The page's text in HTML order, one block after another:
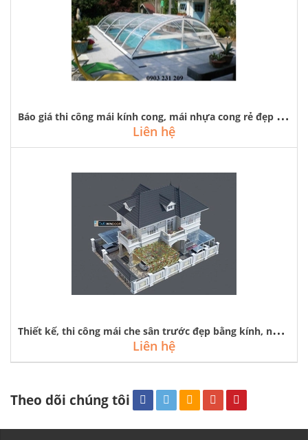
B
áo giá thi công mái kính cong, mái nhựa cong rẻ đẹp tại hà nội
Liên hệ
T
hiết kế, thi công mái che sân trước đẹp bằng kính, nhựa tại hà nội
Liên hệ
Theo dõi chúng tôi